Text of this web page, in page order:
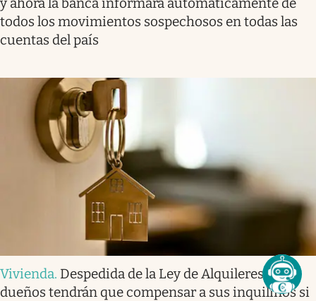
todos los movimientos sospechosos en todas las
cuentas del país
Vivienda. Despedida de la Ley de Alquileres | Los
dueños tendrán que compensar a sus inquilinos si